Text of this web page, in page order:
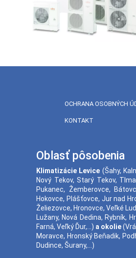
OCHRANA OSOBNÝCH
KONTAKT
Oblasť pôsobenia
Klimatizácie Levice (Šahy,
Nový Tekov,Starý Tekov,
Pukanec, Žemberovce,
Hokovce, Plášťovce, Jur nad
Želiezovce, Hronovce, Veľké
Lužany, Nová Dedina, Rybník,
Farná, Veľký Ďur,...) a okolie(
Moravce, Hronský Beňadik,
Dudince, Šurany,...)